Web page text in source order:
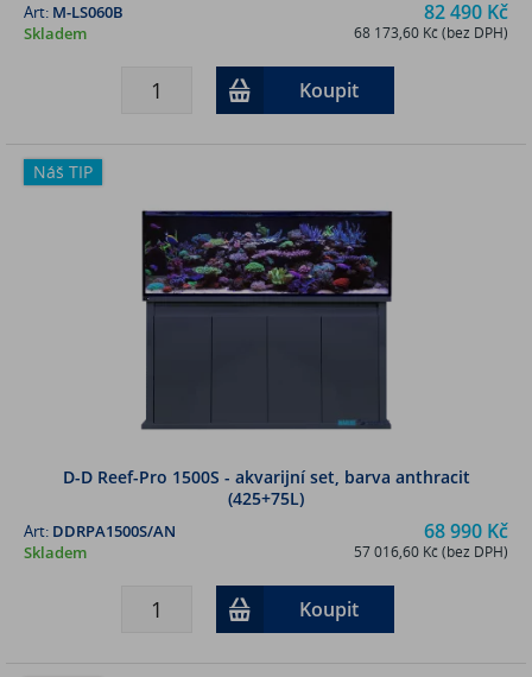
82 490 Kč
68 173,60 Kč (bez DPH)
Art: M-LS060B
Skladem
Koupit
Náš TIP
D-D Reef-Pro 1500S - akvarijní set, barva anthracit
(425+75L)
68 990 Kč
57 016,60 Kč (bez DPH)
Art: DDRPA1500S/AN
Skladem
Koupit